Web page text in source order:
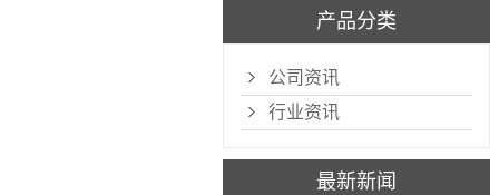
产品分类
公司资讯
行业资讯
最新新闻